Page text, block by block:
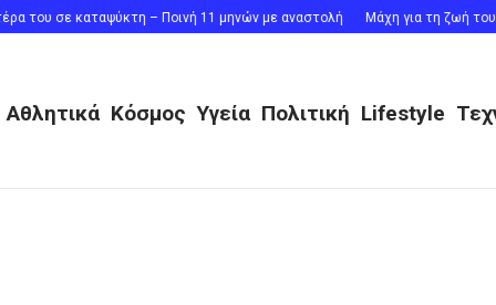
σε καταψύκτη – Ποινή 11 μηνών με αναστολή Μάχη για τη ζωή του
Αθλητικά Κόσμος Υγεία Πολιτική Lifestyle